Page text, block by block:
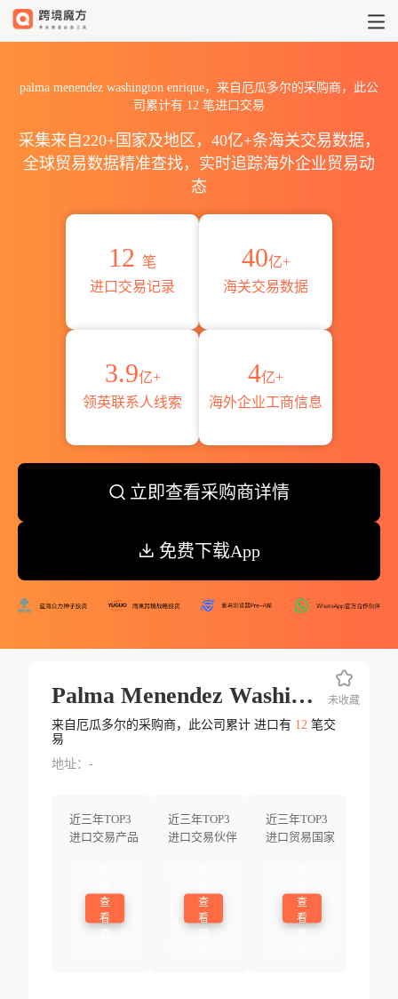
palma menendez washington enrique，来自厄瓜多尔的采购商，此公
司累计有 12 笔进口交易
采集来自220+国家及地区，40亿+条海关交易数据，
全球贸易数据精准查找，实时追踪海外企业贸易动
态
12 笔
进口交易记录
40亿+
海关交易数据
3.9亿+
领英联系人线索
4亿+
海外企业工商信息
立即查看采购商详情
免费下载App
Palma Menendez Washington Enrique
来自厄瓜多尔的采购商，此公司累计 进口有 12笔交
易
地址：-
近三年TOP3
进口交易产品
查
看
近三年TOP3
进口交易伙伴
查
看
近三年TOP3
进口贸易国家
查
看
未收藏